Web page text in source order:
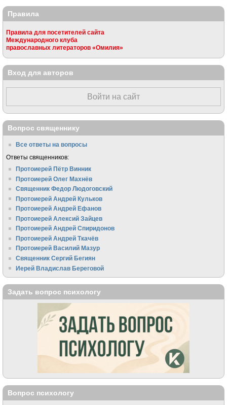
Правила
Правила для посетителей сайта
Международного клуба
православных литераторов «Омилия»
Вход для авторов
Войти на сайт
Вопрос священнику
Все ответы на вопросы
Ответы священников:
Протоиерей Пётр Винник
Протоиерей Олег Махнёв
Священник Федор Людоговский
Протоиерей Андрей Кульков
Протоиерей Андрей Ефанов
Протоиерей Алексий Зайцев
Протоиерей Андрей Спиридонов
Протоиерей Андрей Ткачёв
Протоиерей Василий Мазур
Священник Сергий Бегиян
Иерей Владислав Береговой
Задать вопрос психологу
Вопрос психологу